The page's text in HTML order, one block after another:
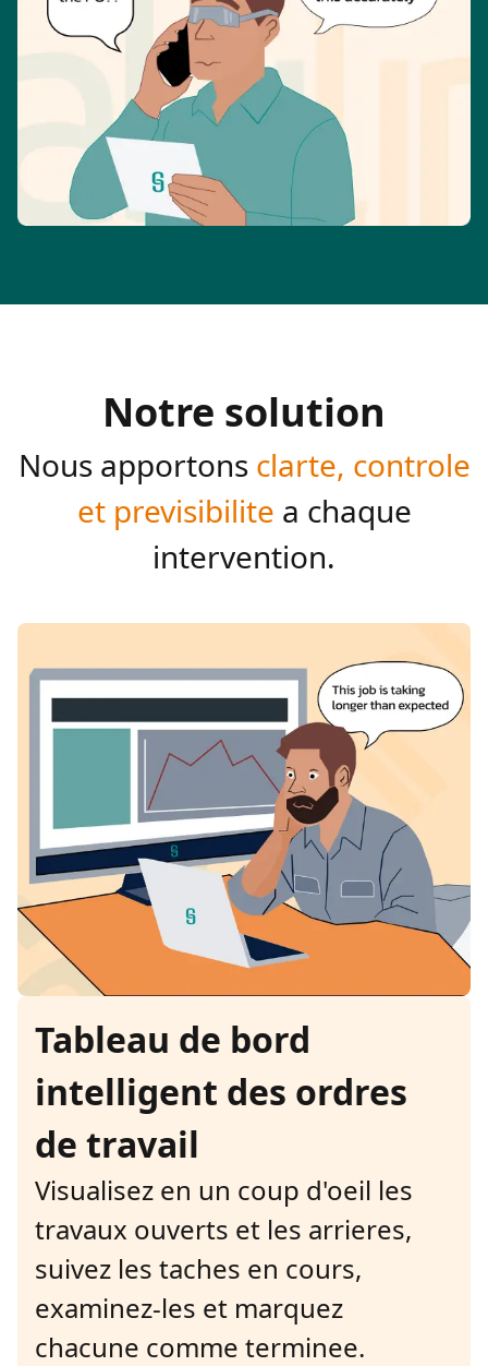
Notre solution
Nous apportons clarte, controle
et previsibilite a chaque
intervention.
Tableau de bord
intelligent des ordres
de travail
Visualisez en un coup d'oeil les
travaux ouverts et les arrieres,
suivez les taches en cours,
examinez-les et marquez
chacune comme terminee.